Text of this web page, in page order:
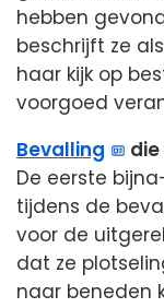
hebben
beschrijft ze
haar kijk op
voorgoed
Bevalling
De eerste
tijdens de
voor de
dat ze
naar beneden